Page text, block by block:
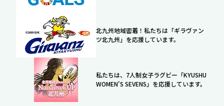
北九州地域密着！私たちは「ギラヴァン
ツ北九州」を応援しています。
私たちは、7人制女子ラグビー「KYUSHU
WOMEN'S SEVENS」を応援しています。